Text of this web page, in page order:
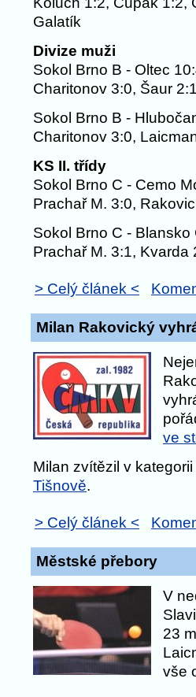
Galatík
Divize muži
Sokol Brno B - Oltec
Charitonov 3:0, Šaur
Sokol Brno B -
Charitonov 3:0,
KS II. třídy
Sokol Brno C - Cemo
Prachař M. 3:0,
Sokol Brno C - Blansko
Prachař M. 3:1, Kvarda
> Celý článek <
Milan Rakovický
ve
Milan zvítězil v
Tišnově.
> Celý článek <
Městské přebory
V
23
vše